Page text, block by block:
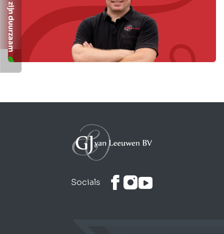
Wij zijn duurzaam
Socials